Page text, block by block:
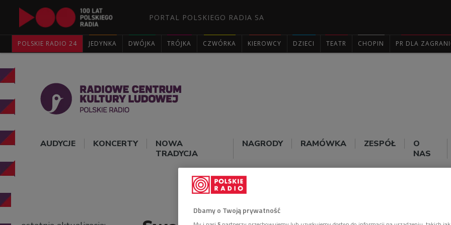
PORTAL POLSKIEGO RADIA SA
POLSKIE RADIO 24 JEDYNKA DWÓJKA TRÓJKA CZWÓRKA KIEROWCY DZIECI TEATR CHOPIN PR DLA
AUDYCJE KONCERTY
NOWA
TRADYCJA
NAGRODY RAMÓWKA ZESPÓŁ
O
NAS
Dbamy o Twoją prywatność